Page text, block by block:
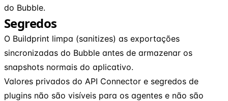
do Bubble.
Segredos
O Buildprint limpa (sanitizes) as exportações
sincronizadas do Bubble antes de armazenar os
snapshots normais do aplicativo.
Valores privados do API Connector e segredos de
plugins não são visíveis para os agentes e não são